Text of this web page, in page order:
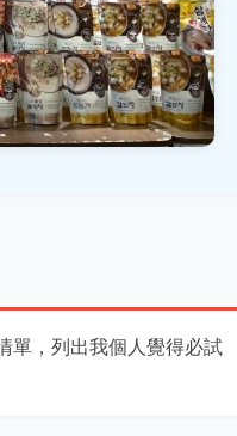
單，列出我個人覺得必試